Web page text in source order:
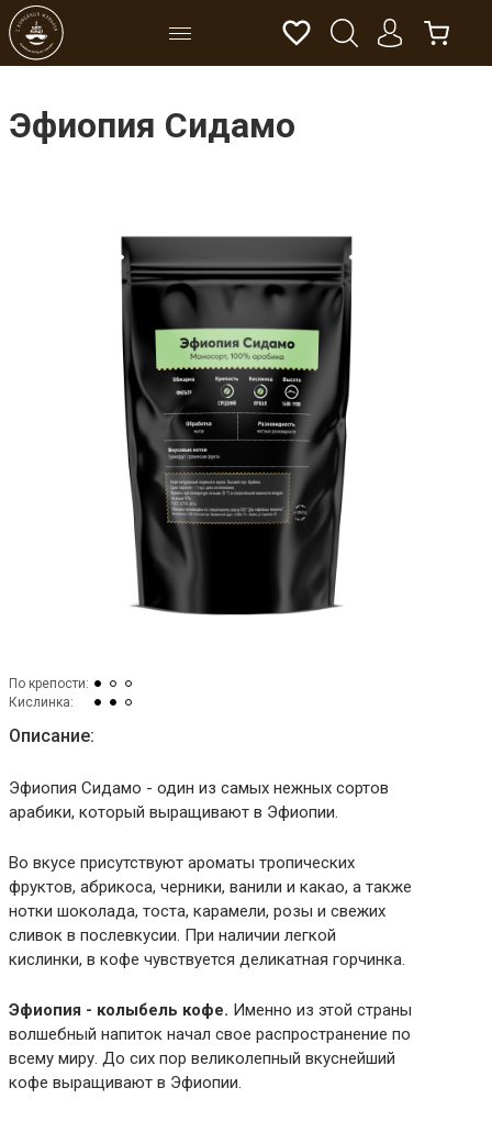
Эфиопия Сидамо
По крепости:
Кислинка:
Описание:
Эфиопия Сидамо - один из самых нежных сортов
арабики, который выращивают в Эфиопии.
Во вкусе присутствуют ароматы тропических
фруктов, абрикоса, черники, ванили и какао, а также
нотки шоколада, тоста, карамели, розы и свежих
сливок в послевкусии. При наличии легкой
кислинки, в кофе чувствуется деликатная горчинка.
Эфиопия - колыбель кофе. Именно из этой страны
волшебный напиток начал свое распространение по
всему миру. До сих пор великолепный вкуснейший
кофе выращивают в Эфиопии.